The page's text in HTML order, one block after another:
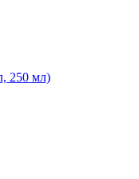
250 мл)